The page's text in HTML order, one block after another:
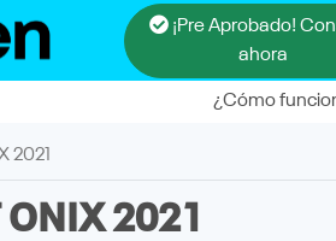
¡Pre Aprobado!
ahora
¿Cómo
2021
ONIX 2021